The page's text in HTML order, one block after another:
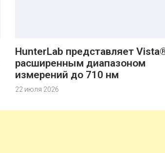
HunterLab представляет
расширенным диапазоном
измерений до 710 нм
22 июля 2026